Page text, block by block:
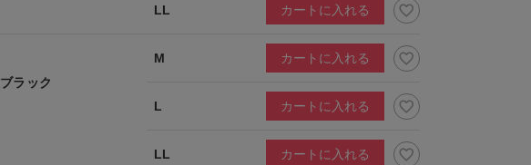
LL カートに入れる
ブラック
M カートに入れる
L カートに入れる
LL カートに入れる